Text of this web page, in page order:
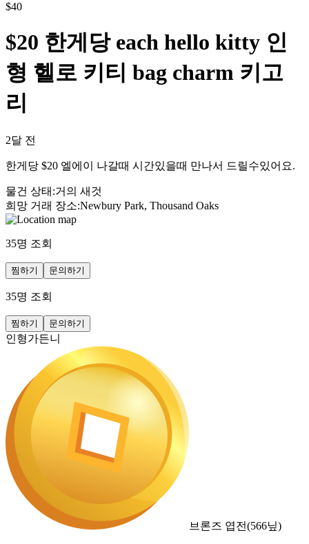
$40
$20 한게당 each hello kitty 인
형 헬로 키티 bag charm 키고
리
2달 전
한게당 $20 엘에이 나갈때 시간있을때 만나서 드릴수있어요.
물건 상태 :거의 새것
희망 거래 장소:Newbury Park, Thousand Oaks
35명 조회
찜하기 문의하기
35명 조회
찜하기 문의하기
인형가든니
브론즈 엽전(566닢)